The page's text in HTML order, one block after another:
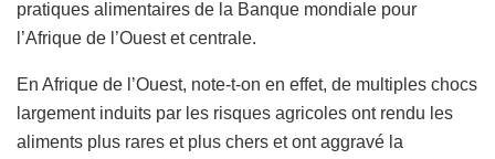
pratiques alimentaires de la Banque mondiale pour
l’Afrique de l’Ouest et centrale.
En Afrique de l’Ouest, note-t-on en effet, de multiples chocs
largement induits par les risques agricoles ont rendu les
aliments plus rares et plus chers et ont aggravé la